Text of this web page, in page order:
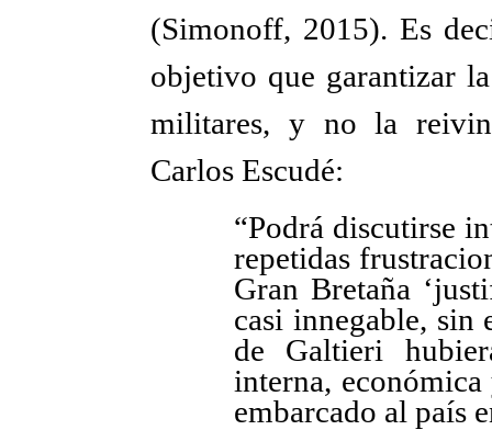
(Simonoff, 2015). Es
objetivo que garantizar
militares, y no la
Carlos Escudé:
“Podrá discutirse
repetidas
Gran Bretaña
casi innegable, sin
de Galtieri
interna,
embarcado al país